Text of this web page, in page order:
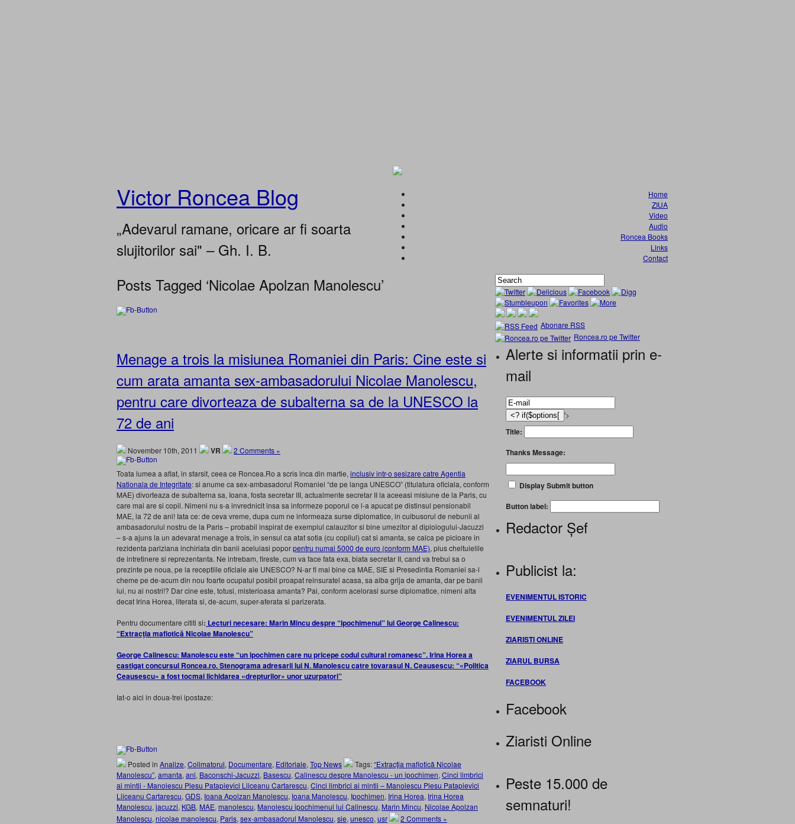
Victor Roncea Blog
„Adevarul ramane, oricare ar fi soarta
slujitorilor sai" – Gh. I. B.
Home
ZIUA
Video
Audio
Roncea Books
Links
Contact
Posts Tagged ‘Nicolae Apolzan Manolescu’
Menage a trois la misiunea Romaniei din Paris: Cine este si
cum arata amanta sex-ambasadorului Nicolae Manolescu,
pentru care divorteaza de subalterna sa de la UNESCO la
72 de ani
November 10th, 2011 VR 2 Comments »
Toata lumea a aflat, in sfarsit, ceea ce Roncea.Ro a scris inca din martie, inclusiv intr-o sesizare catre Agentia
Nationala de Integritate: si anume ca sex-ambasadorul Romaniei “de pe langa UNESCO” (titulatura oficiala, conform
MAE) divorteaza de subalterna sa, Ioana, fosta secretar III, actualmente secretar II la aceeasi misiune de la Paris, cu
care mai are si copil. Nimeni nu s-a invrednicit insa sa informeze poporul ce l-a apucat pe distinsul pensionabil
MAE, la 72 de ani! Iata ce: de ceva vreme, dupa cum ne informeaza surse diplomatice, in cuibusorul de nebunii al
ambasadorului nostru de la Paris – probabil inspirat de exemplul calauzitor si bine umezitor al diplologului-Jacuzzi
– s-a ajuns la un adevarat menage a trois, in sensul ca atat sotia (cu copilul) cat si amanta, se calca pe picioare in
rezidenta pariziana inchiriata din banii aceluiasi poporpentru numai 5000 de euro (conform MAE), plus cheltuielile
de intretinere si reprezentanta. Ne intrebam, fireste, cum va face fata exa, biata secretar II, cand va trebui sa o
prezinte pe noua, pe la receptiile oficiale ale UNESCO? N-ar fi mai bine ca MAE, SIE si Presedintia Romaniei sa-l
cheme pe de-acum din nou foarte ocupatul posibil proapat reinsuratel acasa, sa aiba grija de amanta, dar pe banii
lui, nu ai nostri!? Dar cine este, totusi, misterioasa amanta? Pai, conform acelorasi surse diplomatice, nimeni alta
decat Irina Horea, literata si, de-acum, super-aferata si parizerata.
Pentru documentare cititi si: Lecturi necesare: Marin Mincu despre “ipochimenul” lui George Calinescu:
“Extracţia mafiotică Nicolae Manolescu”
George Calinescu: Manolescu este “un ipochimen care nu pricepe codul cultural romanesc”. Irina Horea a
castigat concursul Roncea.ro. Stenograma adresarii lui N. Manolescu catre tovarasul N. Ceausescu: “«Politica
Ceausescu» a fost tocmai lichidarea «drepturilor» unor uzurpatori”
Iat-o aici in doua-trei ipostaze:
Posted in Analize, Colimatorul, Documentare, Editoriale, Top News Tags:“Extracţia mafiotică Nicolae
Manolescu”, amanta, ani, Baconschi-Jacuzzi, Basescu, Calinescu despre Manolescu - un ipochimen, Cinci limbrici
ai mintii - Manolescu Plesu Patapievici Liiceanu Cartarescu, Cinci limbrici ai mintii – Manolescu Plesu Patapievici
Liiceanu Cartarescu, GDS, Ioana Apolzan Manolescu, Ioana Manolescu, Ipochimen, Irina Horea, Irina Horea
Manolescu, jacuzzi, KGB, MAE, manolescu, Manolescu ipochimenul lui Calinescu, Marin Mincu, Nicolae Apolzan
Manolescu, nicolae manolescu, Paris, sex-ambasadorul Manolescu, sie, unesco, usr 2 Comments »
Abonare RSS
Roncea.ro pe Twitter
Alerte si informatii prin e-
mail
'>
Title:
Thanks Message:
Display Submit button
Button label:
Redactor Șef
Publicist la:
EVENIMENTUL ISTORIC
EVENIMENTUL ZILEI
ZIARISTI ONLINE
ZIARUL BURSA
FACEBOOK
Facebook
Ziaristi Online
Peste 15.000 de
semnaturi!